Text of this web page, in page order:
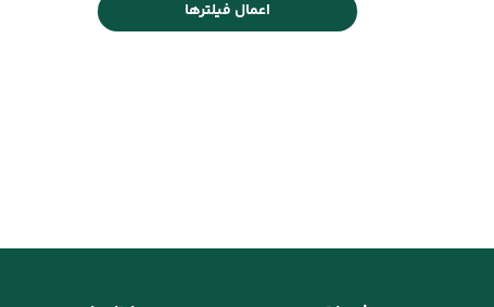
اعمال فیلترها